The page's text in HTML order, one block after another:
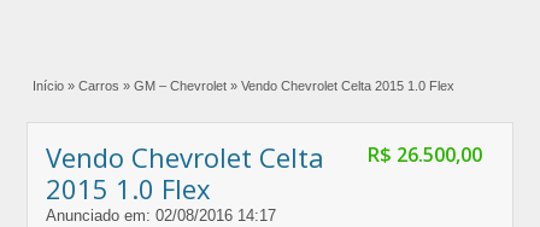
Início » Carros » GM – Chevrolet » Vendo Chevrolet Celta 2015 1.0 Flex
R$ 26.500,00
Vendo Chevrolet Celta
2015 1.0 Flex
Anunciado em: 02/08/2016 14:17